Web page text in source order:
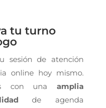
tu turno
sesión de atención
online hoy mismo.
con una amplia
de agenda